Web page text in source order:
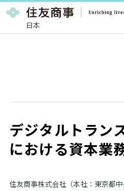
日本
デジタルトラン
における資本業
住友商事株式会社（本社：東京都